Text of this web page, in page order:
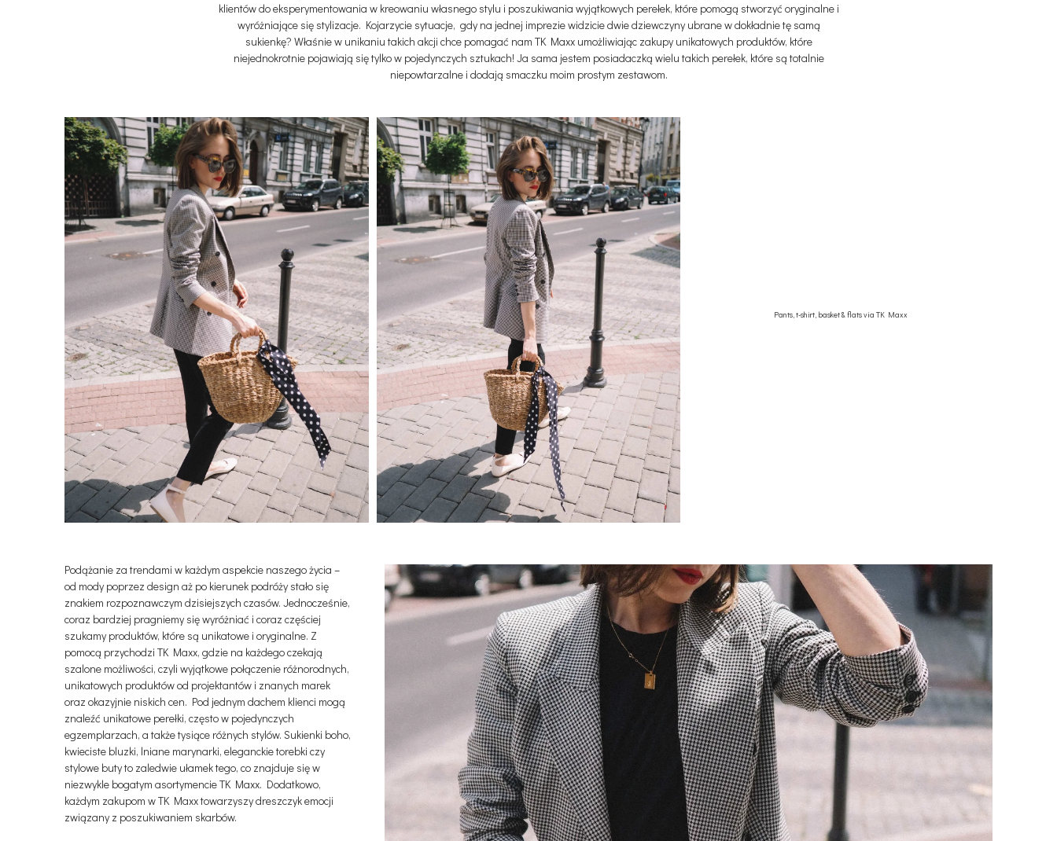
klientów do eksperymentowania w kreowaniu własnego stylu i poszukiwania wyjątkowych perełek, które pomogą stworzyć oryginalne i
wyróżniające się stylizacje. Kojarzycie sytuacje, gdy na jednej imprezie widzicie dwie dziewczyny ubrane w dokładnie tę samą
sukienkę? Właśnie w unikaniu takich akcji chce pomagać nam TK Maxx umożliwiając zakupy unikatowych produktów, które
niejednokrotnie pojawiają się tylko w pojedynczych sztukach! Ja sama jestem posiadaczką wielu takich perełek, które są totalnie
niepowtarzalne i dodają smaczku moim prostym zestawom.
Pants, t-shirt, basket & flats via TK Maxx
Podążanie za trendami w każdym aspekcie naszego życia –
od mody poprzez design aż po kierunek podróży stało się
znakiem rozpoznawczym dzisiejszych czasów. Jednocześnie,
coraz bardziej pragniemy się wyróżniać i coraz częściej
szukamy produktów, które są unikatowe i oryginalne. Z
pomocą przychodzi TK Maxx, gdzie na każdego czekają
szalone możliwości, czyli wyjątkowe połączenie różnorodnych,
unikatowych produktów od projektantów i znanych marek
oraz okazyjnie niskich cen. Pod jednym dachem klienci mogą
znaleźć unikatowe perełki, często w pojedynczych
egzemplarzach, a także tysiące różnych stylów. Sukienki boho,
kwieciste bluzki, lniane marynarki, eleganckie torebki czy
stylowe buty to zaledwie ułamek tego, co znajduje się w
niezwykle bogatym asortymencie TK Maxx. Dodatkowo,
każdym zakupom w TK Maxx towarzyszy dreszczyk emocji
związany z poszukiwaniem skarbów.